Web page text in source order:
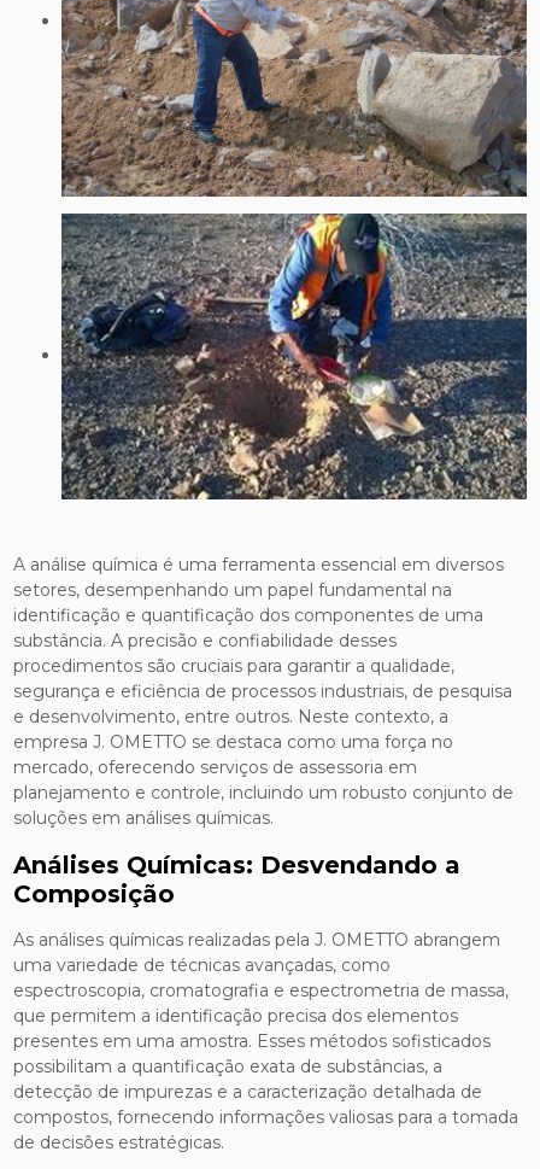
A análise química é uma ferramenta essencial em diversos
setores, desempenhando um papel fundamental na
identificação e quantificação dos componentes de uma
substância. A precisão e confiabilidade desses
procedimentos são cruciais para garantir a qualidade,
segurança e eficiência de processos industriais, de pesquisa
e desenvolvimento, entre outros. Neste contexto, a
empresa J. OMETTO se destaca como uma força no
mercado, oferecendo serviços de assessoria em
planejamento e controle, incluindo um robusto conjunto de
soluções em análises químicas.
Análises Químicas: Desvendando a
Composição
As análises químicas realizadas pela J. OMETTO abrangem
uma variedade de técnicas avançadas, como
espectroscopia, cromatografia e espectrometria de massa,
que permitem a identificação precisa dos elementos
presentes em uma amostra. Esses métodos sofisticados
possibilitam a quantificação exata de substâncias, a
detecção de impurezas e a caracterização detalhada de
compostos, fornecendo informações valiosas para a tomada
de decisões estratégicas.